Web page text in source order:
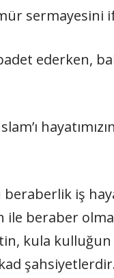
ederken,
iş
ile beraber
kula